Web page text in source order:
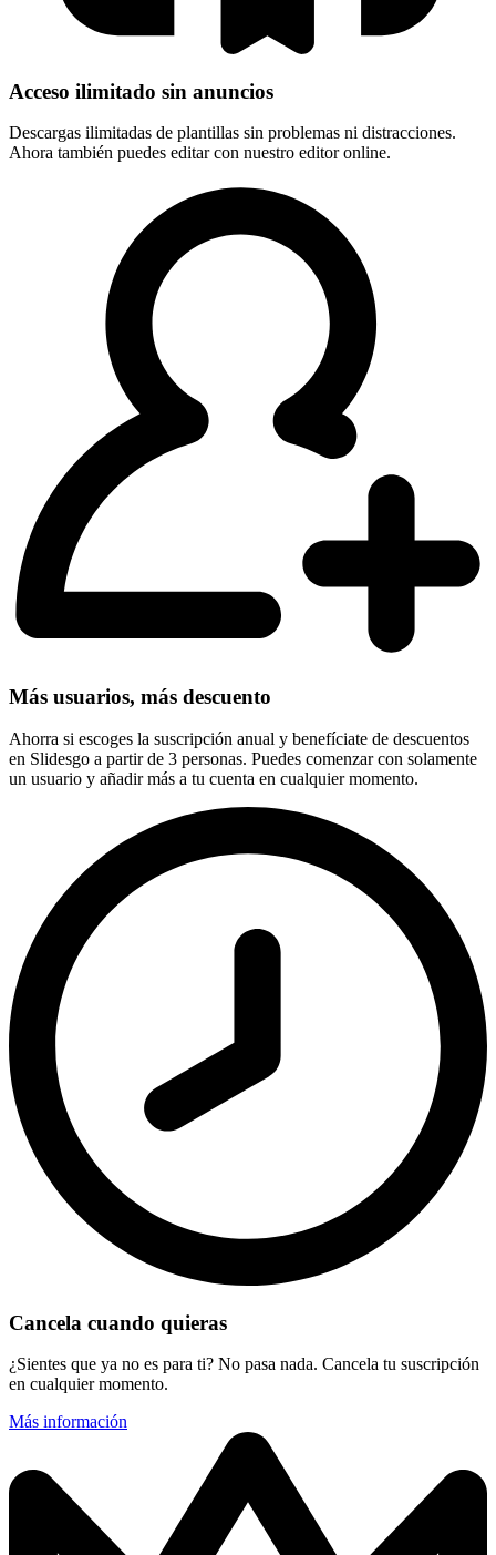
Acceso ilimitado sin anuncios
Descargas ilimitadas de plantillas sin problemas ni distracciones.
Ahora también puedes editar con nuestro editor online.
Más usuarios, más descuento
Ahorra si escoges la suscripción anual y benefíciate de descuentos
en Slidesgo a partir de 3 personas. Puedes comenzar con solamente
un usuario y añadir más a tu cuenta en cualquier momento.
Cancela cuando quieras
¿Sientes que ya no es para ti? No pasa nada. Cancela tu suscripción
en cualquier momento.
Más información